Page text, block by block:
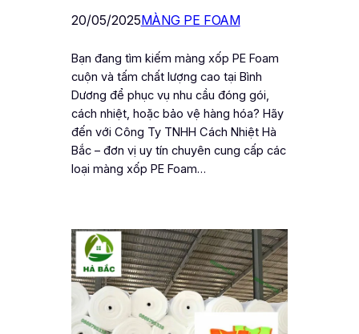
20/05/2025MÀNG PE FOAM
Bạn đang tìm kiếm màng xốp PE Foam
cuộn và tấm chất lượng cao tại Bình
Dương để phục vụ nhu cầu đóng gói,
cách nhiệt, hoặc bảo vệ hàng hóa? Hãy
đến với Công Ty TNHH Cách Nhiệt Hà
Bắc – đơn vị uy tín chuyên cung cấp các
loại màng xốp PE Foam…